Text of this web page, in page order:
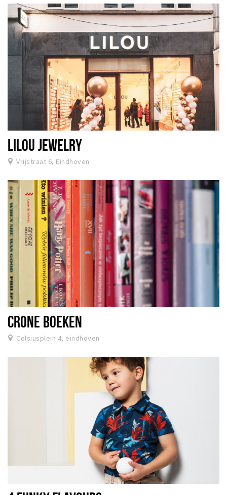
LILOU JEWELRY
Vrijstraat 6, Eindhoven
CRONE BOEKEN
Celsiusplein 4, eindhoven